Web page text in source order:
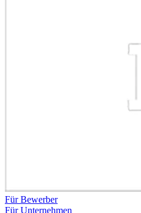
Für Bewerber
Für Unternehmen